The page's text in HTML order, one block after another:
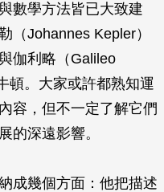
數學方法皆已大致建
（Johannes Kepler）
伽利略（Galileo
頓。大家或許都熟知運
容，但不一定了解它們
的深遠影響。
成幾個方面：他把描述